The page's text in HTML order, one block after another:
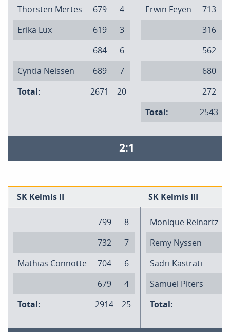
Thorsten Mertes 679
4
Erika Lux
619
3
684
6
Cyntia Neissen
689
7
Total:
2671 20
Erwin Feyen 713
316
562
680
272
Total:
2543
2:1
SK Kelmis II SK Kelmis III
799
8
732
7
Mathias Connotte
704
6
679
4
Total:
2914 25
Monique Reinartz
Remy Nyssen
Sadri Kastrati
Samuel Piters
Total: